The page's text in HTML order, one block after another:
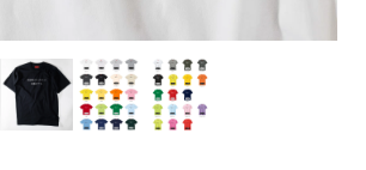
わせください。
るまで何度でもデザインの修
、初めての方でもお気軽にご
般的なのぼり旗のサイズです。
ルや注水台に使用できます。
般的なのぼり旗のサイズです。
ルや注水台に使用できます。
上下チチ 左右チチ
三辺補強
［ +48円 ］
チチのついてない長辺・
ピカル（納期+1営業日）
［ +299円 ］
のトロピカル（生地の厚みが
入れます。
をスリット加工時にカットす
ます。